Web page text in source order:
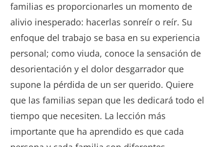
familias es proporcionarles un momento de
alivio inesperado: hacerlas sonreír o reír. Su
enfoque del trabajo se basa en su experiencia
personal; como viuda, conoce la sensación de
desorientación y el dolor desgarrador que
supone la pérdida de un ser querido. Quiere
que las familias sepan que les dedicará todo el
tiempo que necesiten. La lección más
importante que ha aprendido es que cada